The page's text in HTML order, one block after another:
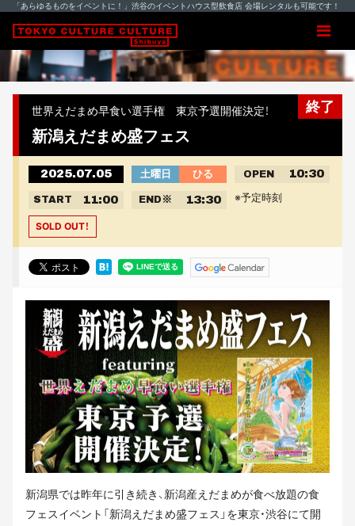
「あらゆるものをイベントに！」渋谷のイベントハウス型飲食店 会場レンタルも可能です！
終了
世界えだまめ早食い選手権 東京予選開催決定！
新潟えだまめ盛フェス
2025.07.05 土曜日 ひる OPEN 10:30
START 11:00 END ※ 13:30 ※予定時刻
SOLD OUT！
新潟県では昨年に引き続き、新潟産えだまめが食べ放題の食
フェスイベント「新潟えだまめ盛フェス」を東京・渋谷にて開